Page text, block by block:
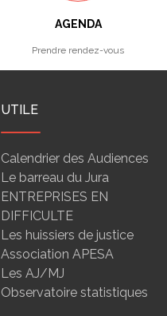
AGENDA
Prendre rendez-vous
UTILE
Calendrier des Audiences
Le barreau du Jura
ENTREPRISES EN
DIFFICULTE
Les huissiers de justice
Association APESA
Les AJ/MJ
Observatoire statistiques